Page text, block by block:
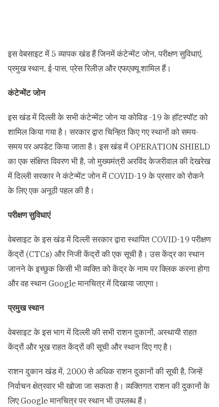
इस वेबसाइट में 5 व्यापक खंड हैं जिनमें कंटेन्मेंट जोन, परीक्षण सुविधाएं,
प्रमुख स्थान, ई-पास, प्रेस रिलीज़ और एफएक्यू शामिल हैं।
कंटेन्मेंट जोन
इस खंड में दिल्ली के सभी कंटेन्मेंट जोन या कोविड -19 के हॉटस्पॉट को
शामिल किया गया है। सरकार द्वारा चिन्हित किए गए स्थानों को समय-
समय पर अपडेट किया जाता है। इस खंड में OPERATION SHIELD
का एक संक्षिप्त विवरण भी है, जो मुख्यमंत्री अरविंद केजरीवाल की देखरेख
में दिल्ली सरकार ने कंटेन्मेंट जोन में COVID-19 के प्रसार को रोकने
के लिए एक अनूठी पहल की है।
परीक्षण सुविधाएं
वेबसाइट के इस खंड में दिल्ली सरकार द्वारा स्थापित COVID-19 परीक्षण
केंद्रों (CTCs) और निजी केंद्रों की एक सूची है। उस केंद्र का स्थान
जानने के इच्छुक किसी भी व्यक्ति को केंद्र के नाम पर क्लिक करना होगा
और वह स्थान Google मानचित्र में दिखाया जाएगा।
प्रमुख स्थान
वेबसाइट के इस भाग में दिल्ली की सभी राशन दुकानों, अस्थायी राहत
केंद्रों और भूख राहत केंद्रों की सूची और स्थान दिए गए है।
राशन दुकान खंड में, 2000 से अधिक राशन दुकानों की सूची है, जिन्हें
निर्वाचन क्षेत्रवार भी खोजा जा सकता है। व्यक्तिगत राशन की दुकानों के
लिए Google मानचित्र पर स्थान भी उपलब्ध हैं।